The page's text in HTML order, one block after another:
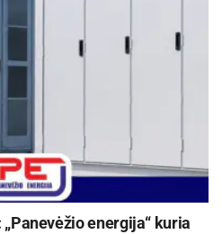
energija“ kuria